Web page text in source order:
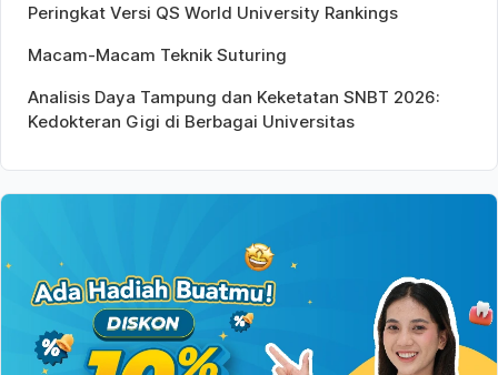
Peringkat Versi QS World University Rankings
Macam-Macam Teknik Suturing
Analisis Daya Tampung dan Keketatan SNBT 2026:
Kedokteran Gigi di Berbagai Universitas